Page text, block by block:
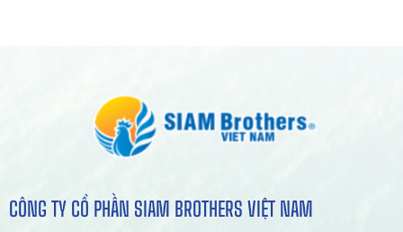
CÔNG TY CỔ PHẦN SIAM BROTHERS VIỆT NAM